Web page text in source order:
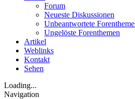
Forum
Neueste Diskussionen
Unbeantwortete
Ungelöste Forenthemen
Artikel
Weblinks
Kontakt
Sehen
Loading...
Navigation